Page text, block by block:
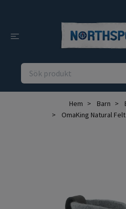
Hem Barn
OmaKing Natural